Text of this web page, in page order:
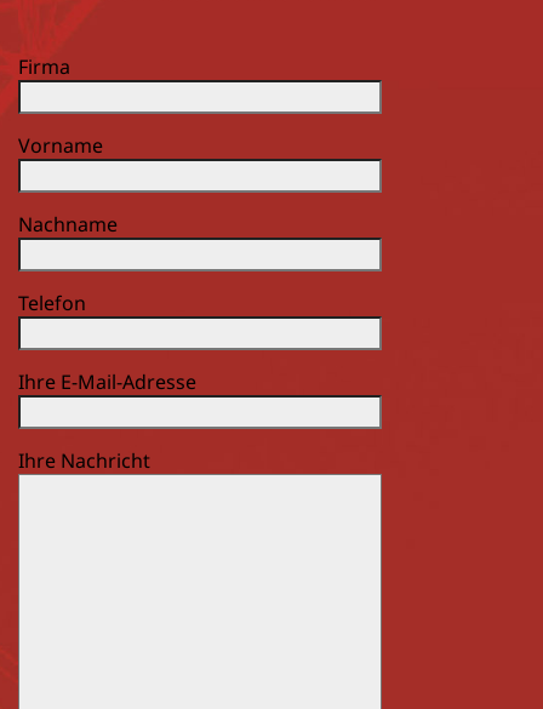
Firma
Vorname
Nachname
Telefon
Ihre E-Mail-Adresse
Ihre Nachricht